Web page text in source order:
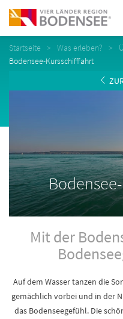
Startseite Was erleben?
Bodensee-Kursschifffahrt
Mit der
Auf dem Wasser tanzen die
gemächlich vorbei und in der
das Bodenseegefühl. Die